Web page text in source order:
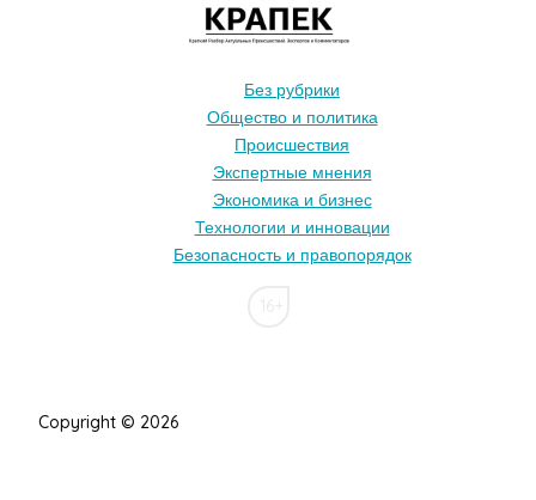
Без рубрики
Общество и политика
Происшествия
Экспертные мнения
Экономика и бизнес
Технологии и инновации
Безопасность и правопорядок
Copyright © 2026